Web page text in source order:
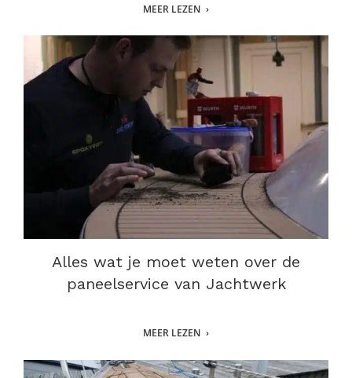
MEER LEZEN
Alles wat je moet weten over de
paneelservice van Jachtwerk
MEER LEZEN